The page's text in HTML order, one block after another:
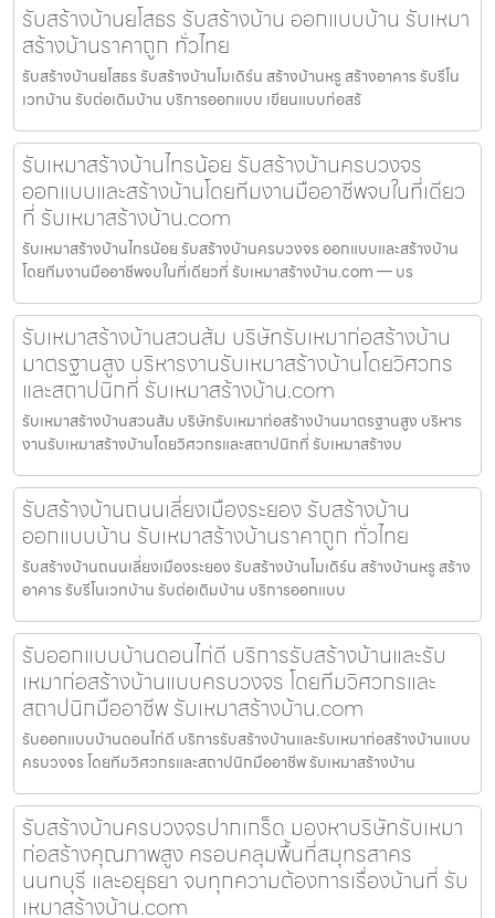
รับสร้างบ้านยโสธร รับสร้างบ้าน ออกแบบบ้าน รับเหมา
สร้างบ้านราคาถูก ทั่วไทย
รับสร้างบ้านยโสธร รับสร้างบ้านโมเดิร์น สร้างบ้านหรู สร้างอาคาร รับรีโน
เวทบ้าน รับต่อเติมบ้าน บริการออกแบบ เขียนแบบก่อสร้
รับเหมาสร้างบ้านไทรน้อย รับสร้างบ้านครบวงจร
ออกแบบและสร้างบ้านโดยทีมงานมืออาชีพจบในที่เดียว
ที่ รับเหมาสร้างบ้าน.com
รับเหมาสร้างบ้านไทรน้อย รับสร้างบ้านครบวงจร ออกแบบและสร้างบ้าน
โดยทีมงานมืออาชีพจบในที่เดียวที่ รับเหมาสร้างบ้าน.com — บร
รับเหมาสร้างบ้านสวนส้ม บริษัทรับเหมาก่อสร้างบ้าน
มาตรฐานสูง บริหารงานรับเหมาสร้างบ้านโดยวิศวกร
และสถาปนิกที่ รับเหมาสร้างบ้าน.com
รับเหมาสร้างบ้านสวนส้ม บริษัทรับเหมาก่อสร้างบ้านมาตรฐานสูง บริหาร
งานรับเหมาสร้างบ้านโดยวิศวกรและสถาปนิกที่ รับเหมาสร้างบ
รับสร้างบ้านถนนเลี่ยงเมืองระยอง รับสร้างบ้าน
ออกแบบบ้าน รับเหมาสร้างบ้านราคาถูก ทั่วไทย
รับสร้างบ้านถนนเลี่ยงเมืองระยอง รับสร้างบ้านโมเดิร์น สร้างบ้านหรู สร้าง
อาคาร รับรีโนเวทบ้าน รับต่อเติมบ้าน บริการออกแบบ
รับออกแบบบ้านดอนไก่ดี บริการรับสร้างบ้านและรับ
เหมาก่อสร้างบ้านแบบครบวงจร โดยทีมวิศวกรและ
สถาปนิกมืออาชีพ รับเหมาสร้างบ้าน.com
รับออกแบบบ้านดอนไก่ดี บริการรับสร้างบ้านและรับเหมาก่อสร้างบ้านแบบ
ครบวงจร โดยทีมวิศวกรและสถาปนิกมืออาชีพ รับเหมาสร้างบ้าน
รับสร้างบ้านครบวงจรปากเกร็ด มองหาบริษัทรับเหมา
ก่อสร้างคุณภาพสูง ครอบคลุมพื้นที่สมุทรสาคร
นนทบุรี และอยุธยา จบทุกความต้องการเรื่องบ้านที่ รับ
เหมาสร้างบ้าน.com